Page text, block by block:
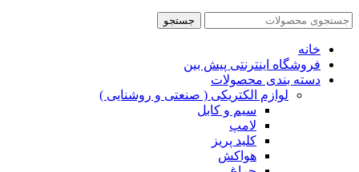
جستجو
خانه
فروشگاه اینترنتی پیش بین
دسته بندی محصولات
لوازم الکتریکی ( صنعتی و روشنایی )
سیم و کابل
لامپ
کلید پریز
هواکش